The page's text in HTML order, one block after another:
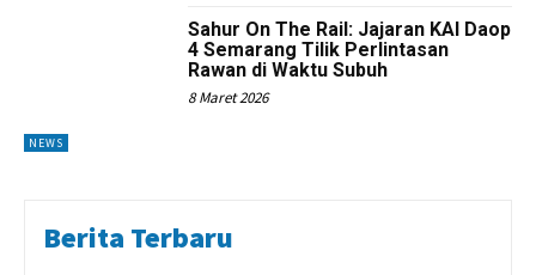
NEWS
Sahur On The Rail: Jajaran KAI Daop
4 Semarang Tilik Perlintasan
Rawan di Waktu Subuh
8 Maret 2026
Berita Terbaru